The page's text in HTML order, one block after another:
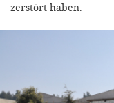
zerstört haben.